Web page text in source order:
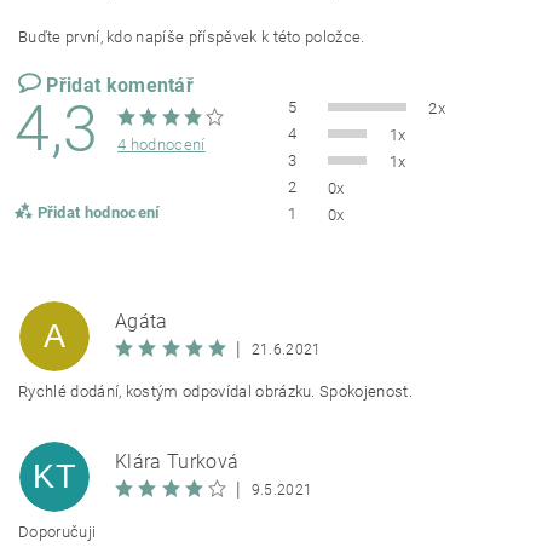
Buďte první, kdo napíše příspěvek k této položce.
Přidat komentář
4,3 4 hodnocení
Přidat hodnocení
5
2x
4
1x
3
1x
2
0x
1
0x
A
Agáta
21.6.2021
Rychlé dodání, kostým odpovídal obrázku. Spokojenost.
KT
Klára Turková
9.5.2021
Doporučuji